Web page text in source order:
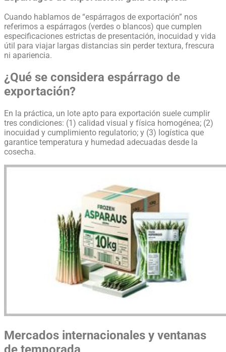
Cuando hablamos de “espárragos de exportación” nos
referimos a espárragos (verdes o blancos) que cumplen
especificaciones estrictas de presentación, inocuidad y vida
útil para viajar largas distancias sin perder textura, frescura
ni apariencia.
¿Qué se considera espárrago de
exportación?
En la práctica, un lote apto para exportación suele cumplir
tres condiciones: (1) calidad visual y física homogénea; (2)
inocuidad y cumplimiento regulatorio; y (3) logística que
garantice temperatura y humedad adecuadas desde la
cosecha.
Mercados internacionales y ventanas